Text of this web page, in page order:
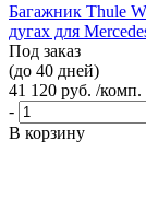
Багажник Thule
дугах для
Под заказ
(до 40 дней)
41 120 руб. /комп.
-
В корзину